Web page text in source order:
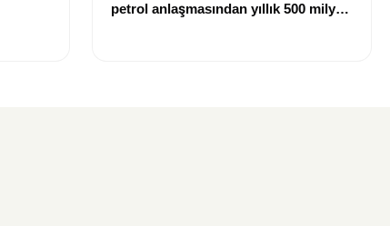
petrol anlaşmasından yıllık 500 milyon